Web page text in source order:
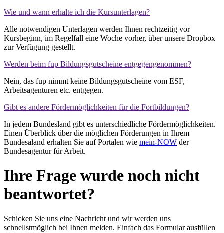
Wie und wann erhalte ich die Kursunterlagen?
Alle notwendigen Unterlagen werden Ihnen rechtzeitig vor
Kursbeginn, im Regelfall eine Woche vorher, über unsere Dropbox
zur Verfügung gestellt.
Werden beim fup Bildungsgutscheine entgegengenommen?
Nein, das fup nimmt keine Bildungsgutscheine vom ESF,
Arbeitsagenturen etc. entgegen.
Gibt es andere Fördermöglichkeiten für die Fortbildungen?
In jedem Bundesland gibt es unterschiedliche Fördermöglichkeiten.
Einen Überblick über die möglichen Förderungen in Ihrem
Bundesaland erhalten Sie auf Portalen wie mein-NOW der
Bundesagentur für Arbeit.
Ihre Frage wurde noch nicht
beantwortet?
Schicken Sie uns eine Nachricht und wir werden uns
schnellstmöglich bei Ihnen melden. Einfach das Formular ausfüllen